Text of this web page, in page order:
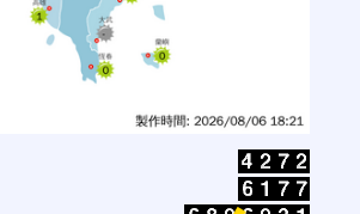
V8/C/W/OBS_UVI.html